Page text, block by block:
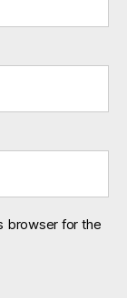
browser for the